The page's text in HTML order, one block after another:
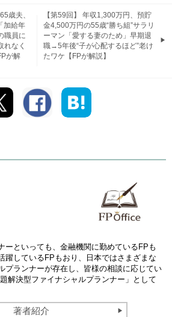
歳夫、
加給年
職員に
れなく
が解
【第59回】 年収1,300万円、預貯
金4,500万円の55歳“勝ち組”サラリ
ーマン「愛する妻のため」早期退
職→5年後“子が心配するほど”老け
たワケ【FPが解説】
ーといっても、金融機関に勤めているFPも
躍しているFPもおり、日本ではさまざまな
プランナーが存在し、皆様の相談に応じてい
解決型ファイナシャルプランナー」として
著者紹介